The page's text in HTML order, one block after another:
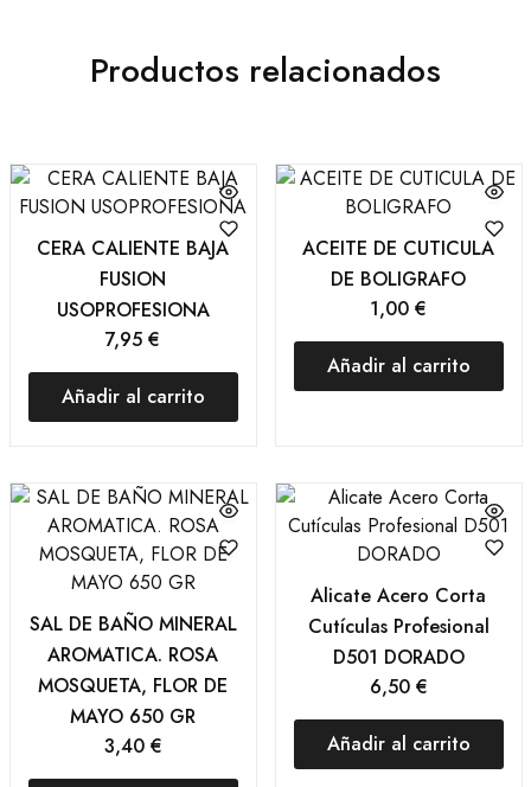
Productos relacionados
CERA CALIENTE BAJA
FUSION
USOPROFESIONA
7,95 €
Añadir al carrito
ACEITE DE CUTICULA
DE BOLIGRAFO
1,00 €
Añadir al carrito
SAL DE BAÑO MINERAL
AROMATICA. ROSA
MOSQUETA, FLOR DE
MAYO 650 GR
3,40 €
Alicate Acero Corta
Cutículas Profesional
D501 DORADO
6,50 €
Añadir al carrito